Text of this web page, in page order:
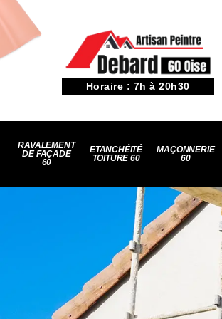
Horaire : 7h à 20h30
RAVALEMENT
DE FAÇADE
60
ETANCHÉITÉ
TOITURE 60
MAÇONNERIE
60